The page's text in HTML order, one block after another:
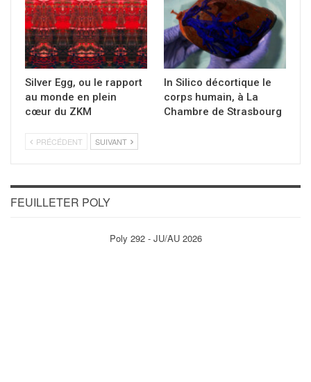
Silver Egg, ou le rapport
au monde en plein
cœur du ZKM
In Silico décortique le
corps humain, à La
Chambre de Strasbourg
PRÉCÉDENT SUIVANT
FEUILLETER POLY
Poly 292 - JU/AU 2026